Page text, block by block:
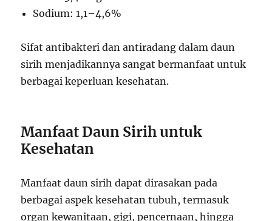
Sodium: 1,1–4,6%
Sifat antibakteri dan antiradang dalam daun
sirih menjadikannya sangat bermanfaat untuk
berbagai keperluan kesehatan.
Manfaat Daun Sirih untuk
Kesehatan
Manfaat daun sirih dapat dirasakan pada
berbagai aspek kesehatan tubuh, termasuk
organ kewanitaan, gigi, pencernaan, hingga